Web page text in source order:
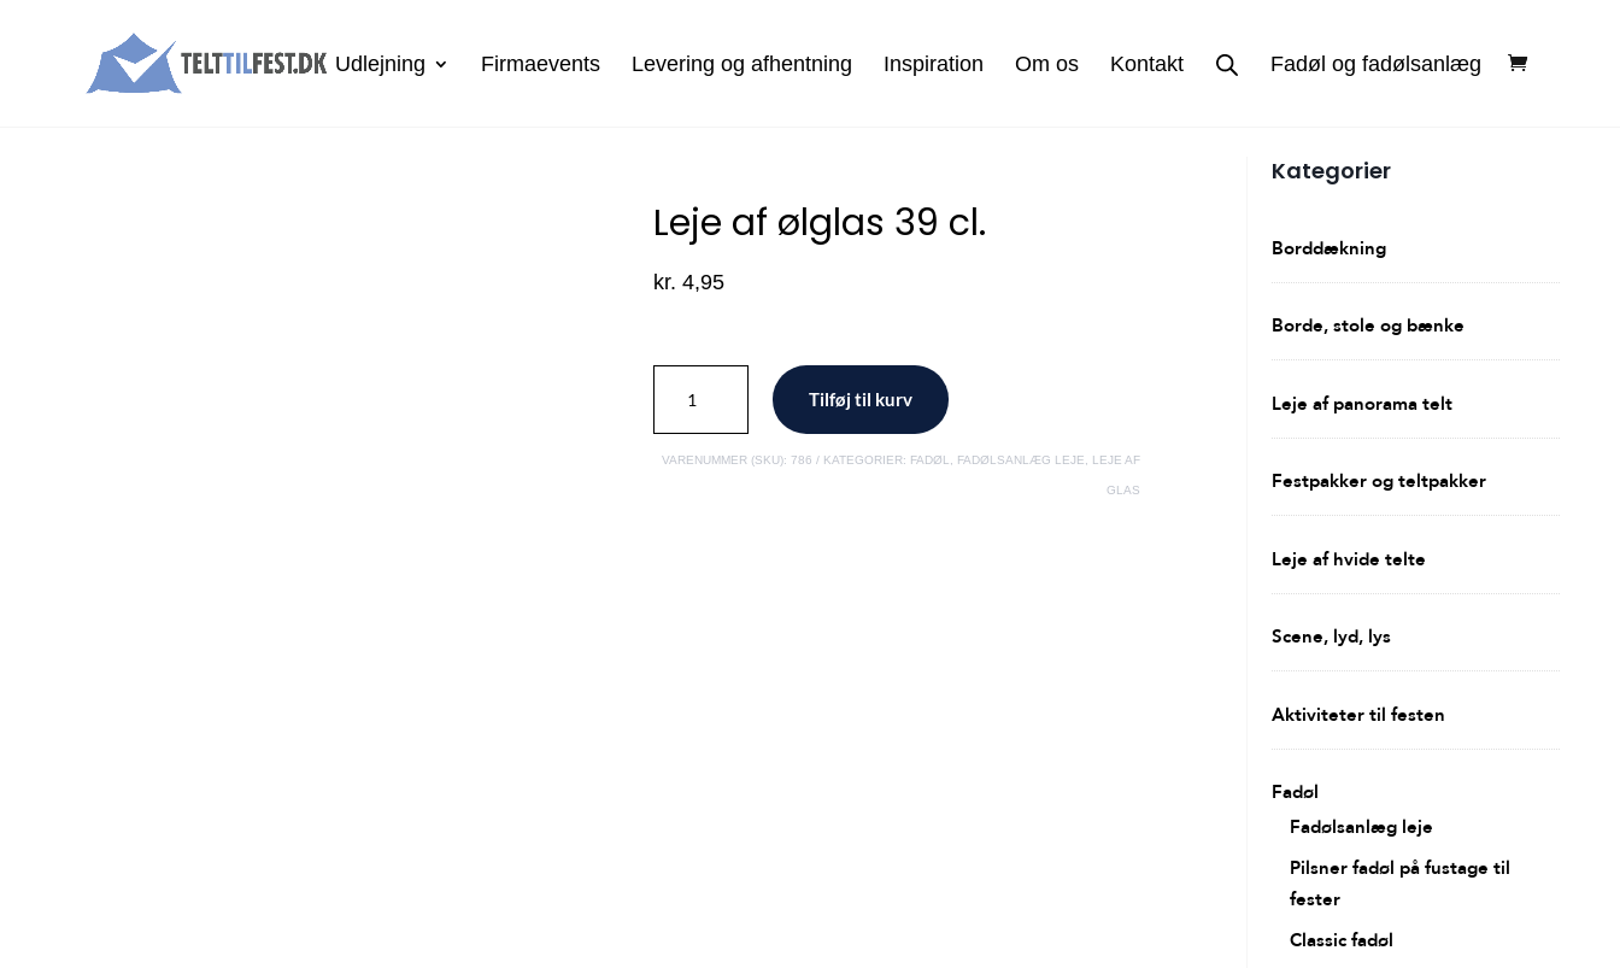
Udlejning Firmaevents Levering og afhentning Inspiration Om os Kontakt Fadøl og fadølsanlæg
Leje af ølglas 39 cl.
kr. 4,95
ølglas
39
Tilføj til kurv
VARENUMMER (SKU): 786 KATEGORIER: FADØL FADØLSANLÆG LEJE LEJE AF
GLAS
Kategorier
Borddækning
Borde, stole og bænke
Leje af panorama telt
Festpakker og teltpakker
Leje af hvide telte
Scene, lyd, lys
Aktiviteter til festen
Fadøl
Fadølsanlæg leje
Pilsner fadøl på fustage til
fester
Classic fadøl